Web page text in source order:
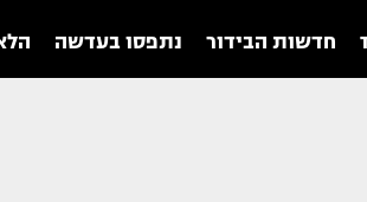
חדשות הבידור נתפסו בעדשה